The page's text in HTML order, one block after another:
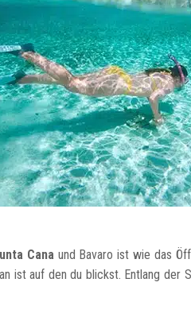
Cana und Bavaro ist wie das
ist auf den du blickst. Entlang der